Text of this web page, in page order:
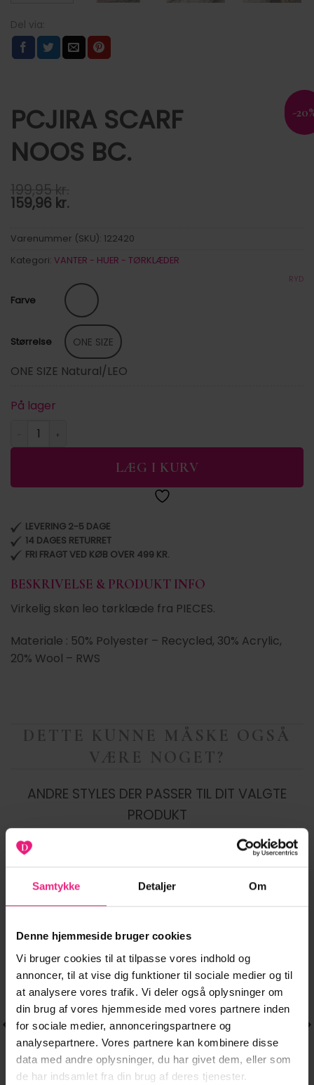
Samtykke Detaljer Om
Denne hjemmeside bruger cookies
Vi bruger cookies til at tilpasse vores indhold og
annoncer, til at vise dig funktioner til sociale medier og til
at analysere vores trafik. Vi deler også oplysninger om
din brug af vores hjemmeside med vores partnere inden
for sociale medier, annonceringspartnere og
analysepartnere. Vores partnere kan kombinere disse
data med andre oplysninger, du har givet dem, eller som
de har indsamlet fra din brug af deres tjenester.
-
PCJIRA SCARF
NOOS BC.
199,95kr.
159,96 kr.
Varenummer (SKU): 122420
Kategori: VANTER - HUER - TØRKLÆDER
Farve
Størrelse ONE SIZE
RYD
ONE SIZE Natural/LEO
På lager
PCJIRA SCARF NOOS BC. antal
LÆG I KURV
LEVERING 2-5 DAGE
14 DAGES RETURRET
FRI FRAGT VED KØB OVER 499 KR.
BESKRIVELSE & PRODUKT INFO
Virkelig skøn leo tørklæde fra PIECES.
Materiale : 50% Polyester – Recycled, 30% Acrylic,
20% Wool – RWS
DETTE KUNNE MÅSKE OGSÅ
VÆRE NOGET?
ANDRE STYLES DER PASSER TIL DIT VALGTE
PRODUKT
-20%
ønskeliste